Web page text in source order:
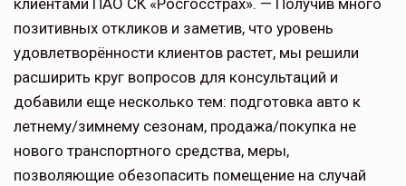
клиентами ПАО СК «Росгосстрах». — Получив много
позитивных откликов и заметив, что уровень
удовлетворённости клиентов растет, мы решили
расширить круг вопросов для консультаций и
добавили еще несколько тем: подготовка авто к
летнему/зимнему сезонам, продажа/покупка не
нового транспортного средства, меры,
позволяющие обезопасить помещение на случай